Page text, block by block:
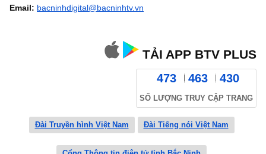
Email: bacninhdigital@bacninhtv.vn
TẢI APP BTV PLUS
473 463 430
SỐ LƯỢNG TRUY CẬP TRANG
Đài Truyền hình Việt Nam Đài Tiếng nói Việt Nam